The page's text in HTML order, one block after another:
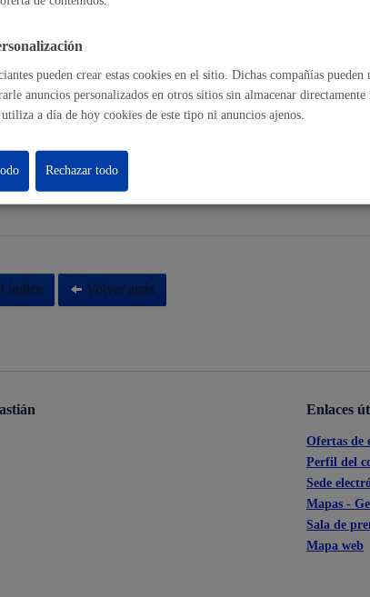
Administración
Calendario fiscal
Salón de Plenos y terraza de Alderdi Eder
uso de salas - Topalekua * Online con certificado electrónico
para organizar festivales
índice Volver atrás
Enlaces
Ofertas de
Perfil del
Sede
Mapas -
Sala de
Mapa web
pueden crear estas cookies en el sitio. Dichas compañías
anuncios personalizados en otros sitios sin almacenar directamente
a día de hoy cookies de este tipo ni anuncios ajenos.
Rechazar todo